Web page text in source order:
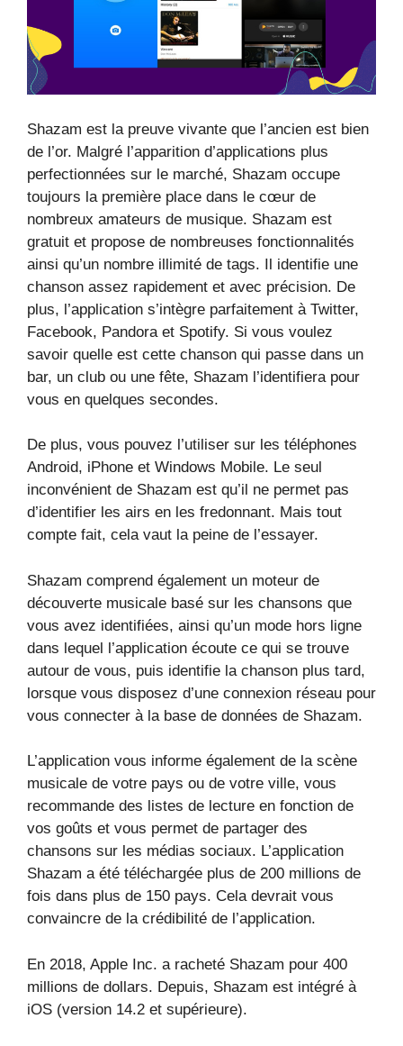
Shazam est la preuve vivante que l’ancien est bien
de l’or. Malgré l’apparition d’applications plus
perfectionnées sur le marché, Shazam occupe
toujours la première place dans le cœur de
nombreux amateurs de musique. Shazam est
gratuit et propose de nombreuses fonctionnalités
ainsi qu’un nombre illimité de tags. Il identifie une
chanson assez rapidement et avec précision. De
plus, l’application s’intègre parfaitement à Twitter,
Facebook, Pandora et Spotify. Si vous voulez
savoir quelle est cette chanson qui passe dans un
bar, un club ou une fête, Shazam l’identifiera pour
vous en quelques secondes.
De plus, vous pouvez l’utiliser sur les téléphones
Android, iPhone et Windows Mobile. Le seul
inconvénient de Shazam est qu’il ne permet pas
d’identifier les airs en les fredonnant. Mais tout
compte fait, cela vaut la peine de l’essayer.
Shazam comprend également un moteur de
découverte musicale basé sur les chansons que
vous avez identifiées, ainsi qu’un mode hors ligne
dans lequel l’application écoute ce qui se trouve
autour de vous, puis identifie la chanson plus tard,
lorsque vous disposez d’une connexion réseau pour
vous connecter à la base de données de Shazam.
L’application vous informe également de la scène
musicale de votre pays ou de votre ville, vous
recommande des listes de lecture en fonction de
vos goûts et vous permet de partager des
chansons sur les médias sociaux. L’application
Shazam a été téléchargée plus de 200 millions de
fois dans plus de 150 pays. Cela devrait vous
convaincre de la crédibilité de l’application.
En 2018, Apple Inc. a racheté Shazam pour 400
millions de dollars. Depuis, Shazam est intégré à
iOS (version 14.2 et supérieure).